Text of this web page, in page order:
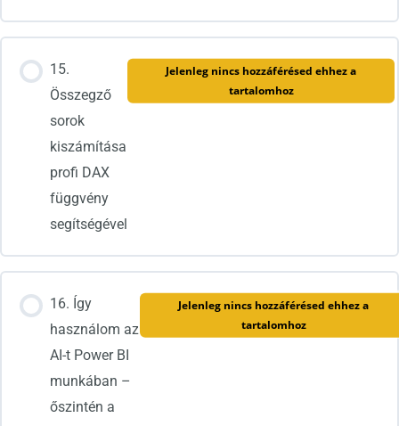
15.
Összegző
sorok
kiszámítása
profi DAX
függvény
segítségével
Jelenleg nincs hozzáférésed ehhez a
tartalomhoz
16. Így
használom az
AI-t Power BI
munkában –
őszintén a
Jelenleg nincs hozzáférésed ehhez a
tartalomhoz